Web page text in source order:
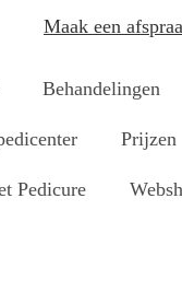
Maak een
Behandelingen
Prijzen
Pedicure